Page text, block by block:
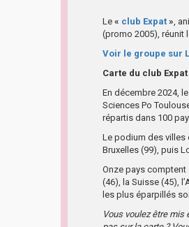
Le « club Expat » ,
(promo 2005), réunit
Voir le groupe sur
Carte du club Expat
En décembre 2024,
Sciences Po
répartis dans 100
Le podium des villes
Bruxelles (99), puis
Onze pays comptent
(46), la Suisse (45),
les plus éparpillés
Vous voulez être mis